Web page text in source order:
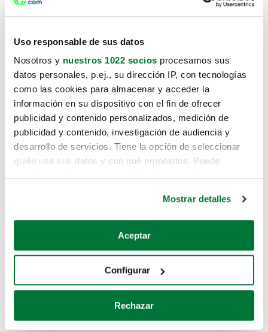
Uso responsable de sus datos
Nosotros y nuestros 1022 socios procesamos sus
datos personales, p.ej., su dirección IP, con tecnologías
como las cookies para almacenar y acceder la
información en su dispositivo con el fin de ofrecer
publicidad y contenido personalizados, medición de
publicidad y contenido, investigación de audiencia y
desarrollo de servicios. Tiene la opción de seleccionar
quién usa sus datos y con qué propósitos. Puede
Si lo permite, también quisiéramos:
Recopilar información sobre su ubicación geográfica
Identificar su dispositivo analizándolo activamente
para buscar características específicas (huellas
Obtenga más información sobre cómo se procesan sus
Mostrar detalles
Aceptar
Configurar
Rechazar
Lo sentimos, no sabemos como
te hemos traido hasta aquí.
Pero puedes encontrar el coche que estás
buscando en alguno de estos enlaces:
Coches de segunda mano
Coches de km0